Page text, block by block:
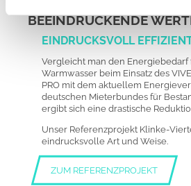
BEEINDRUCKENDE
EINDRUCKSVOLL
Vergleicht man den Energiebedarf
Warmwasser beim Einsatz des
PRO mit dem aktuellem
deutschen Mieterbundes für
ergibt sich eine drastische
Unser Referenzprojekt Klinke-
eindrucksvolle Art und Weise.
ZUM REFERENZPROJEKT